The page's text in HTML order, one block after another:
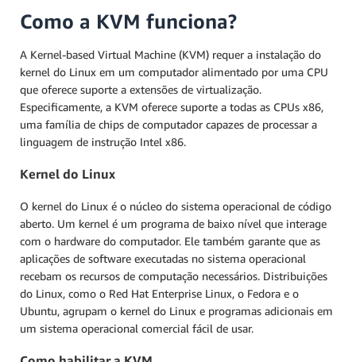
Como a KVM funciona?
A Kernel-based Virtual Machine (KVM) requer a instalação do
kernel do Linux em um computador alimentado por uma CPU
que oferece suporte a extensões de virtualização.
Especificamente, a KVM oferece suporte a todas as CPUs x86,
uma família de chips de computador capazes de processar a
linguagem de instrução Intel x86.
Kernel do Linux
O kernel do Linux é o núcleo do sistema operacional de código
aberto. Um kernel é um programa de baixo nível que interage
com o hardware do computador. Ele também garante que as
aplicações de software executadas no sistema operacional
recebam os recursos de computação necessários. Distribuições
do Linux, como o Red Hat Enterprise Linux, o Fedora e o
Ubuntu, agrupam o kernel do Linux e programas adicionais em
um sistema operacional comercial fácil de usar.